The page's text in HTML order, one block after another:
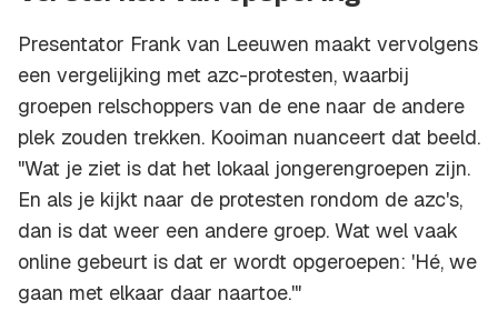
Presentator Frank van Leeuwen maakt vervolgens
een vergelijking met azc-protesten, waarbij
groepen relschoppers van de ene naar de andere
plek zouden trekken. Kooiman nuanceert dat beeld.
"Wat je ziet is dat het lokaal jongerengroepen zijn.
En als je kijkt naar de protesten rondom de azc's,
dan is dat weer een andere groep. Wat wel vaak
online gebeurt is dat er wordt opgeroepen: 'Hé, we
gaan met elkaar daar naartoe.'"